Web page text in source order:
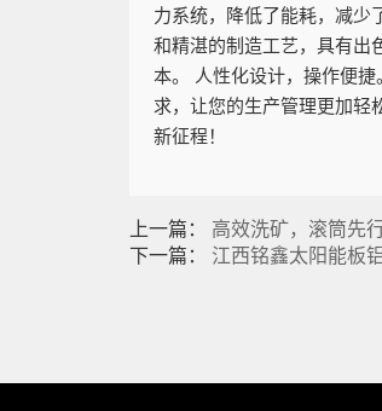
力系统，降低了能耗，减少
和精湛的制造工艺，具有出
本。 人性化设计，操作便
求，让您的生产管理更加轻
新征程！
上一篇： 高效洗矿，滚筒先
下一篇： 江西铭鑫太阳能板